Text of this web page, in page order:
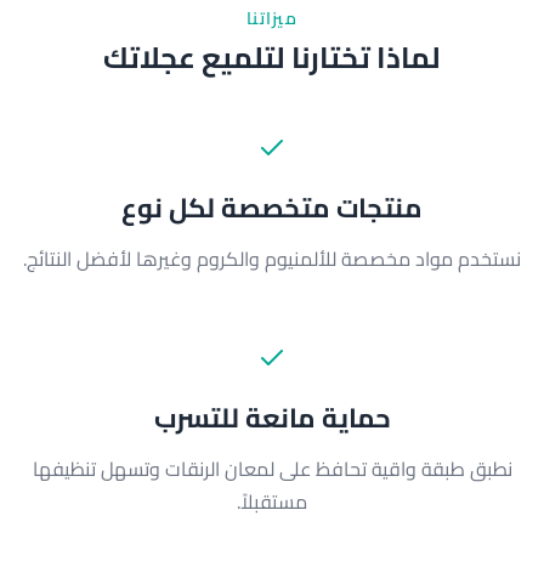
ميزاتنا
لماذا تختارنا لتلميع عجلاتك
منتجات متخصصة لكل نوع
نستخدم مواد مخصصة للألمنيوم والكروم وغيرها لأفضل النتائج.
حماية مانعة للتسرب
نطبق طبقة واقية تحافظ على لمعان الرنقات وتسهل تنظيفها
مستقبلاً.